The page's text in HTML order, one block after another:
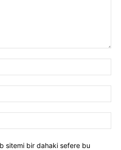
sitemi bir dahaki sefere bu